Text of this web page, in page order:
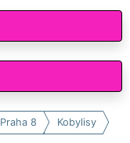
Praha 8 Kobylisy